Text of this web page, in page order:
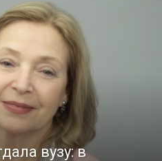
вузу: в